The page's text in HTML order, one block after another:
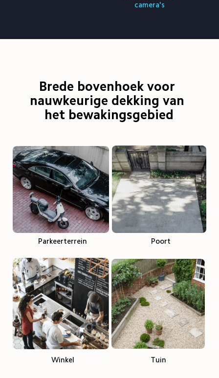
camera's
Brede bovenhoek voor
nauwkeurige dekking van
het bewakingsgebied
Parkeerterrein Poort
Winkel Tuin